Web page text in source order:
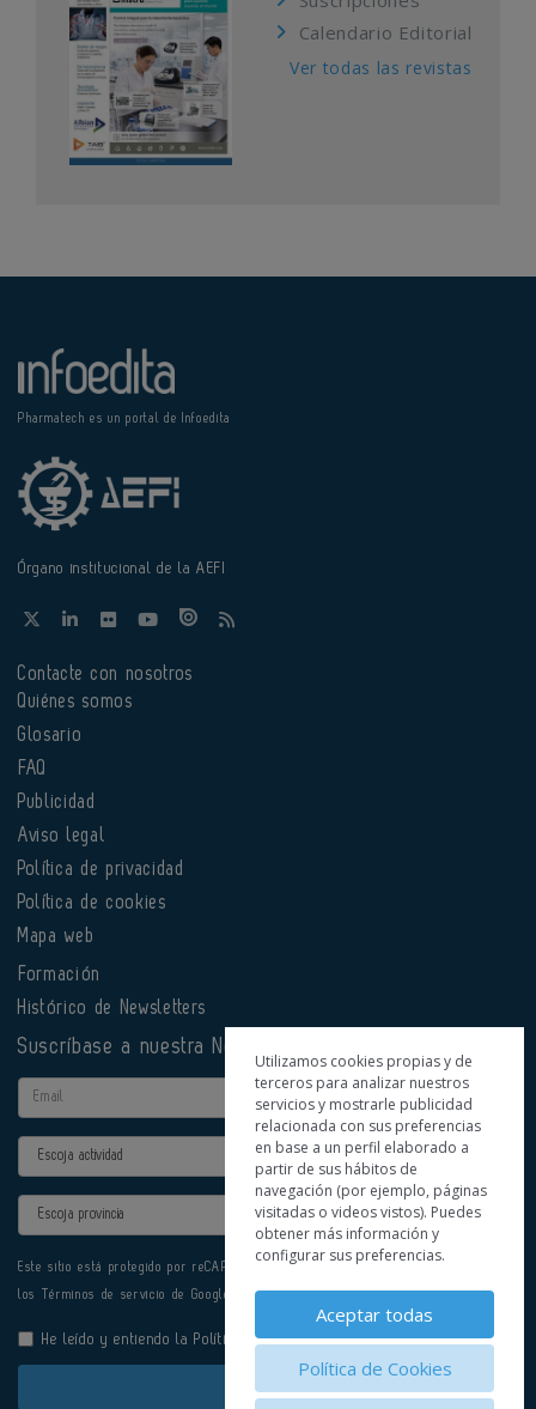
Calendario Editorial
Ver todas las revistas
Pharmatech es un portal de Infoedita
Órgano institucional de la AEFI
Contacte con nosotros
Quiénes somos
Glosario
FAQ
Publicidad
Aviso legal
Política de privacidad
Política de cookies
Mapa web
Formación
Histórico de Newsletters
Suscríbase a nuestra Newsletter
Email
Actividad
Provincia
Este sitio está protegido por reCAPTCHA y se aplican la
los Términos de servicio de Google.
He leído y entiendo la Política de Privacidad
Enviar
Utilizamos cookies propias y de
terceros para analizar nuestros
servicios y mostrarle publicidad
relacionada con sus preferencias
en base a un perfil elaborado a
partir de sus hábitos de
navegación (por ejemplo, páginas
visitadas o videos vistos). Puedes
obtener más información y
configurar sus preferencias.
Aceptar todas
Política de Cookies